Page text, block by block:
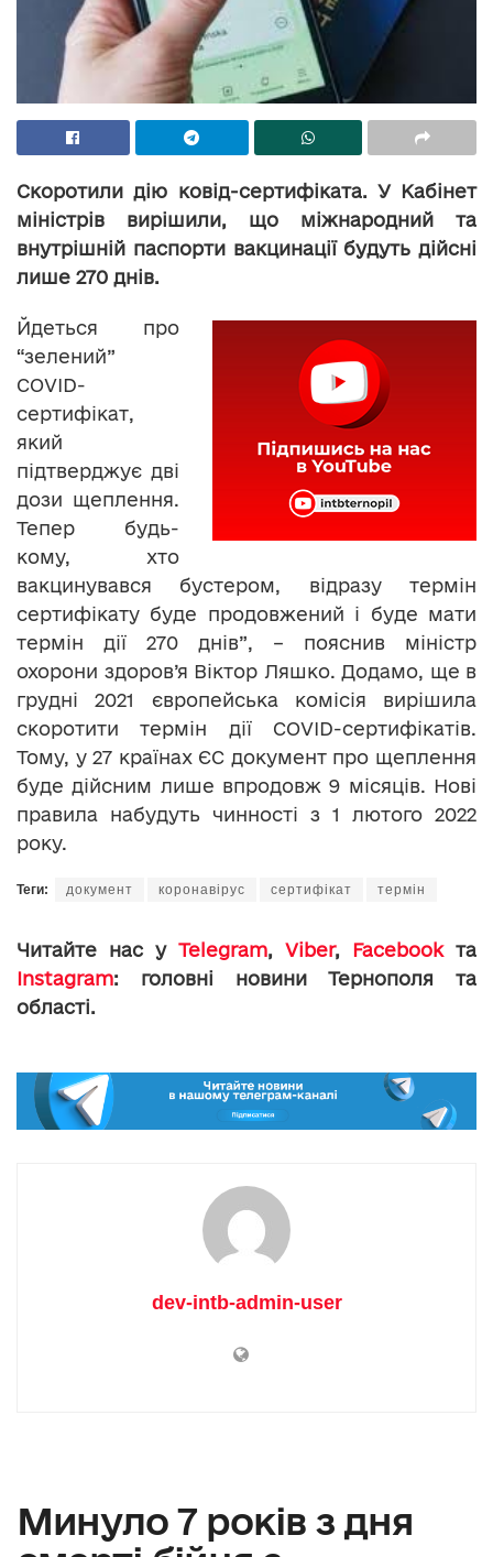
Скоротили дію ковід-сертифіката. У Кабінет
міністрів вирішили, що міжнародний та
внутрішній паспорти вакцинації будуть дійсні
лише 270 днів.
Йдеться про
“зелений”
COVID-
сертифікат,
який
підтверджує дві
дози щеплення.
Тепер будь-
кому, хто
вакцинувався бустером, відразу термін
сертифікату буде продовжений і буде мати
термін дії 270 днів”, – пояснив міністр
охорони здоров’я Віктор Ляшко. Додамо, ще в
грудні 2021 європейська комісія вирішила
скоротити термін дії COVID-сертифікатів.
Тому, у 27 країнах ЄС документ про щеплення
буде дійсним лише впродовж 9 місяців. Нові
правила набудуть чинності з 1 лютого 2022
року.
Теги: документ коронавірус сертифікат термін
Читайте нас у Telegram, Viber, Facebookта
Instagram: головні новини Тернополя та
області.
dev-intb-admin-user
Минуло 7 років з дня